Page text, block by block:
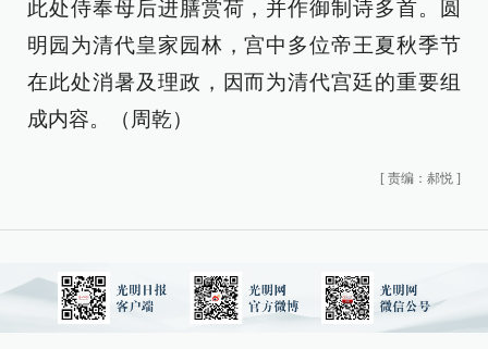
此处侍奉母后进膳赏荷，并作御制诗多首。圆
明园为清代皇家园林，宫中多位帝王夏秋季节
在此处消暑及理政，因而为清代宫廷的重要组
成内容。（周乾）
[ 责编：郝悦 ]